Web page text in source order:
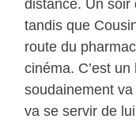
distance. Un soir
tandis que
route du
cinéma. C’est un
soudainement
va se servir de